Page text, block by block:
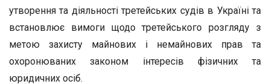
утворення та діяльності третейських судів в Україні та
встановлює вимоги щодо третейського розгляду з
метою захисту майнових і немайнових прав та
охоронюваних законом інтересів фізичних та
юридичних осіб.